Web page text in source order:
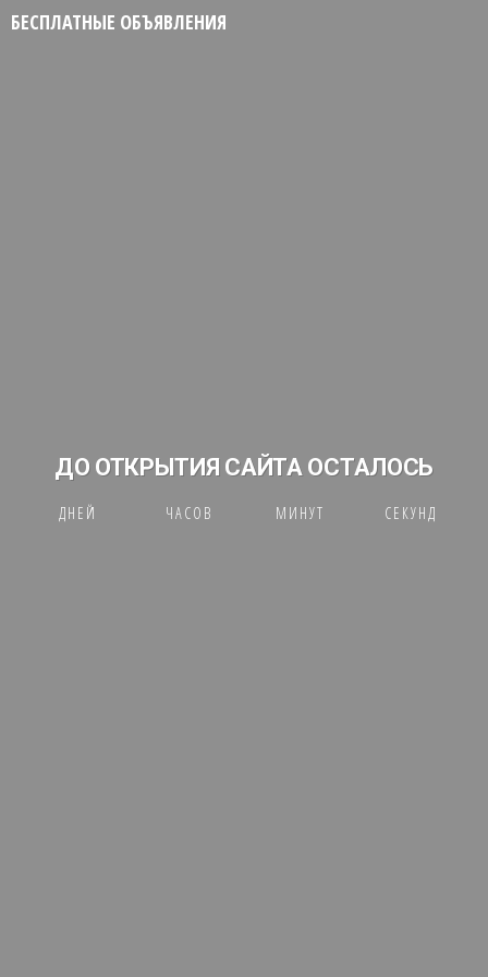
БЕСПЛАТНЫЕ ОБЪЯВЛЕНИЯ
ДО ОТКРЫТИЯ САЙТА ОСТАЛОСЬ
ДНЕЙ ЧАСОВ МИНУТ СЕКУНД